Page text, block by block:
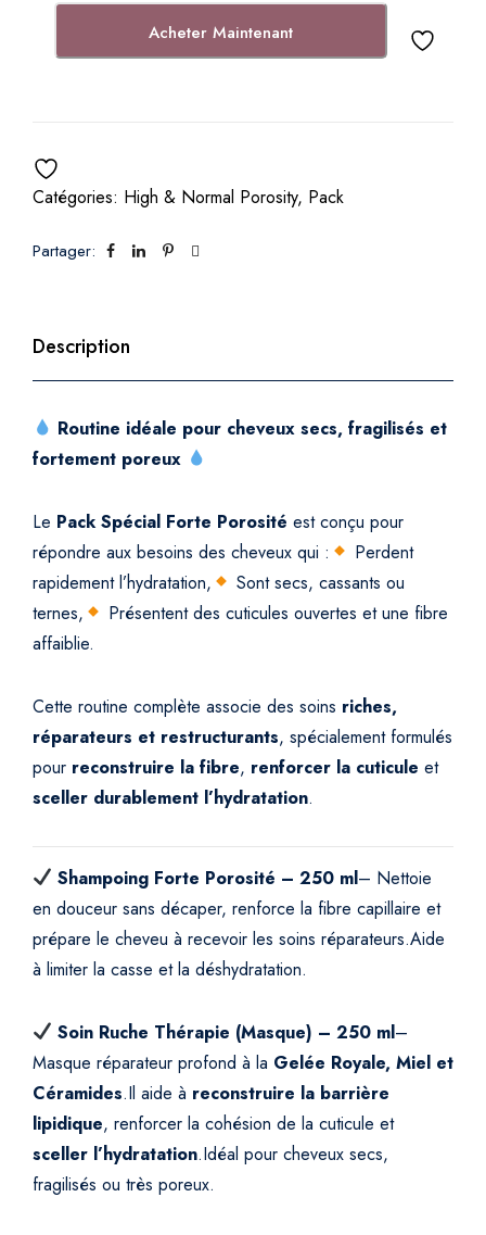
r
o
i
p
a
t
o
n
f
o
n
d
&
H
y
d
r
a
t
i
o
n
S
Acheter Maintenant
Catégories: High & Normal Porosity, Pack
Partager:
Description
Routine idéale pour cheveux secs, fragilisés et
fortement poreux
Le Pack Spécial Forte Porosité est conçu pour
répondre aux besoins des cheveux qui :
Perdent
rapidement l’hydratation,
Sont secs, cassants ou
ternes,
Présentent des cuticules ouvertes et une fibre
affaiblie.
Cette routine complète associe des soins riches,
réparateurs et restructurants, spécialement formulés
pour reconstruire la fibre, renforcer la cuticule et
sceller durablement l’hydratation.
Shampoing Forte Porosité – 250 ml– Nettoie
en douceur sans décaper, renforce la fibre capillaire et
prépare le cheveu à recevoir les soins réparateurs.Aide
à limiter la casse et la déshydratation.
Soin Ruche Thérapie (Masque) – 250 ml–
Masque réparateur profond à la Gelée Royale, Miel et
Céramides.Il aide à reconstruire la barrière
lipidique, renforcer la cohésion de la cuticule et
sceller l’hydratation.Idéal pour cheveux secs,
fragilisés ou très poreux.